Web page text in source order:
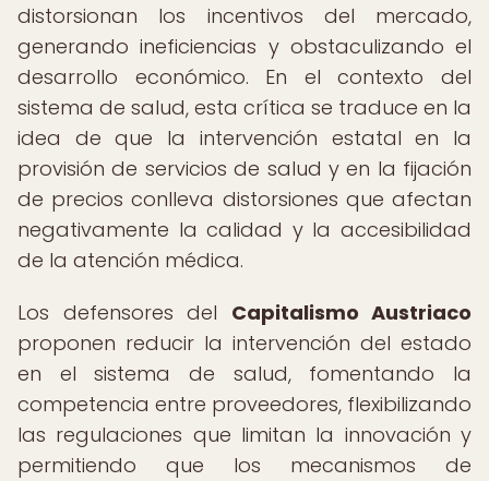
distorsionan los incentivos del mercado,
generando ineficiencias y obstaculizando el
desarrollo económico. En el contexto del
sistema de salud, esta crítica se traduce en la
idea de que la intervención estatal en la
provisión de servicios de salud y en la fijación
de precios conlleva distorsiones que afectan
negativamente la calidad y la accesibilidad
de la atención médica.
Los defensores del Capitalismo Austriaco
proponen reducir la intervención del estado
en el sistema de salud, fomentando la
competencia entre proveedores, flexibilizando
las regulaciones que limitan la innovación y
permitiendo que los mecanismos de